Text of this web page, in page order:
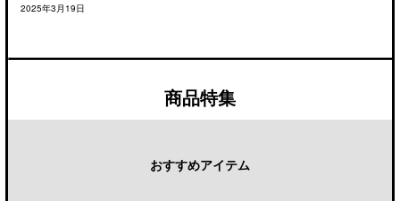
2025年3月19日
商品特集
おすすめアイテム